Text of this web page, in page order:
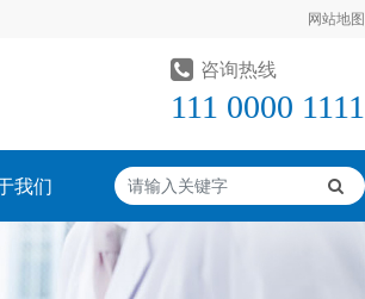
网站地图
咨询热线
111 0000 1111
我们